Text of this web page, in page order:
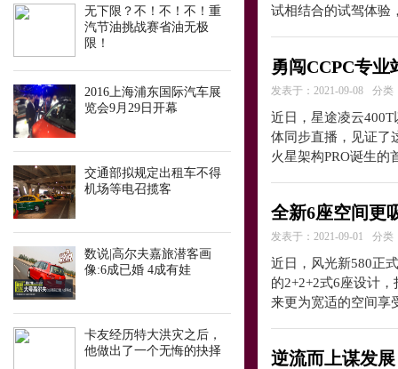
无下限？不！不！不！重
汽节油挑战赛省油无极
限！
2016上海浦东国际汽车展
览会9月29日开幕
交通部拟规定出租车不得
机场等电召揽客
数说|高尔夫嘉旅潜客画
像:6成已婚 4成有娃
卡友经历特大洪灾之后，
他做出了一个无悔的抉择
试相结合的试驾体验
勇闯CCPC专
发表于：2021-09-08 分类
近日，星途凌云
体同步直播，见证了
火星架构PRO诞生的
全新6座空间更
发表于：2021-09-01 分类
近日，风光新580正
的2+2+2式6座设计
来更为宽适的空间享
逆流而上谋发